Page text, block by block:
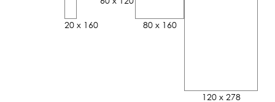
20 x 160 80 x 160
120 x 278